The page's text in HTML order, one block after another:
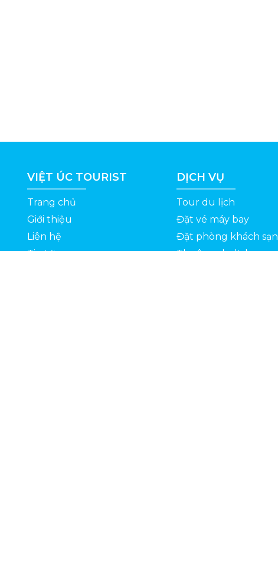
VIỆT ÚC TOURIST
Trang chủ
Giới thiệu
Liên hệ
Tin tức
DỊCH VỤ
Tour du lịch
Đặt vé máy bay
Đặt phòng khách sạn
Thuê xe du lịch